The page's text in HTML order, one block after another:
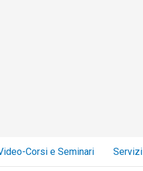
Corsi e Seminari Servizi